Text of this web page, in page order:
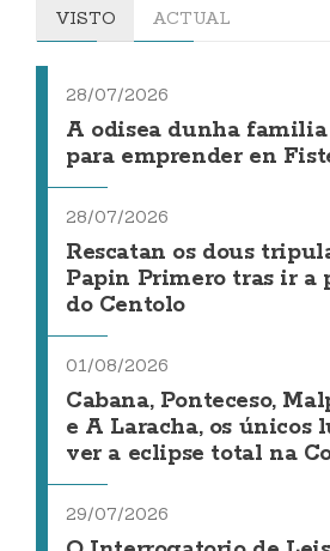
VISTO ACTUAL
28/07/2026
A odisea dunha familia
para emprender en
28/07/2026
Rescatan os dous
Papin Primero tras ir a
do Centolo
01/08/2026
Cabana, Ponteceso,
e A Laracha, os únicos
ver a eclipse total na
29/07/2026